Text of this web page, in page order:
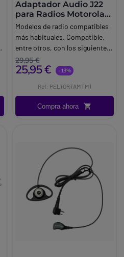
Adaptador Audio J22
para Radios Motorola
Hytera Midland
Modelos de radio compatibles
más habituales. Compatible,
entre otros, con los siguientes
modelos: Motorola CP040,
DP1400, XTNi, R2 Hytera TC
G15, G18Aplicaciones y
entornos recomendados.
29,95 €
25,95 € -13%
Ref: PELTORTAMTM1
Compra ahora